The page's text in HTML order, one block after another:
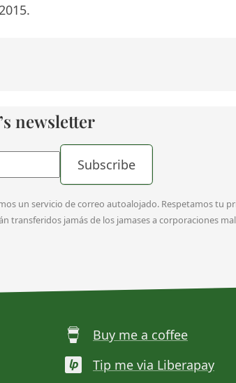
newsletter
Subscribe
un servicio de correo autoalojado. Respetamos tu
transferidos jamás de los jamases a corporaciones
Buy me a coffee
Tip me via Liberapay